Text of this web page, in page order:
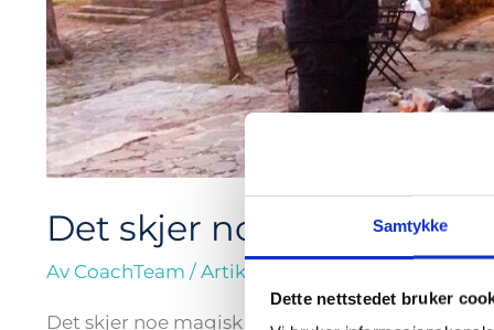
Samtykke
Dette nettstedet bruker
Det skjer noe magisk
Av CoachTeam / Artikler
Det skjer noe magisk når vi kommer til